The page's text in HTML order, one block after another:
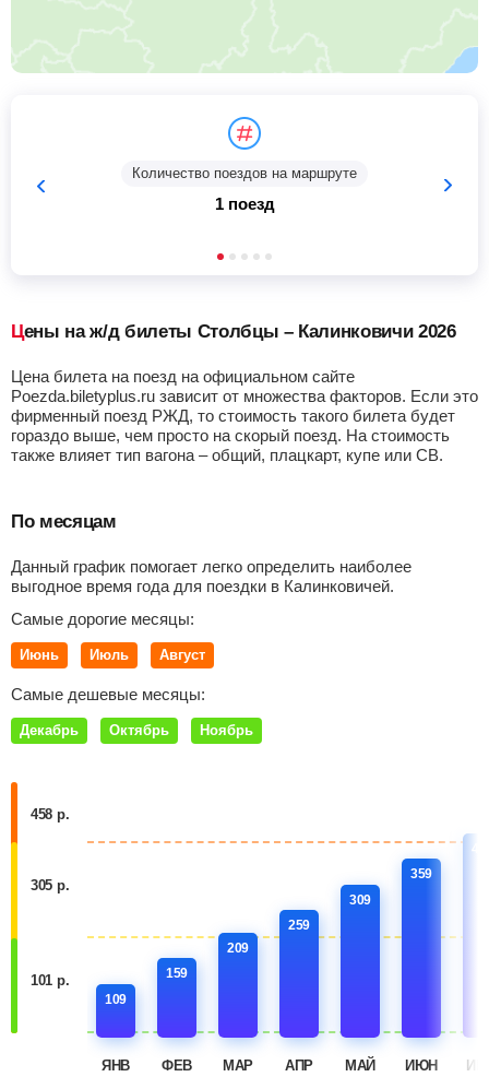
Количество поездов на маршруте
1 поезд
Цены на ж/д билеты Столбцы – Калинковичи 2026
Цена билета на поезд на официальном сайте
Poezda.biletyplus.ru зависит от множества факторов. Если это
фирменный поезд РЖД, то стоимость такого билета будет
гораздо выше, чем просто на скорый поезд. На стоимость
также влияет тип вагона – общий, плацкарт, купе или СВ.
По месяцам
Данный график помогает легко определить наиболее
выгодное время года для поездки в Калинковичей.
Самые дорогие месяцы:
Июнь Июль Август
Самые дешевые месяцы:
Декабрь Октябрь Ноябрь
458 р.
305 р.
101 р.
109
ЯНВ
159
ФЕВ
209
МАР
259
АПР
309
МАЙ
359
ИЮН